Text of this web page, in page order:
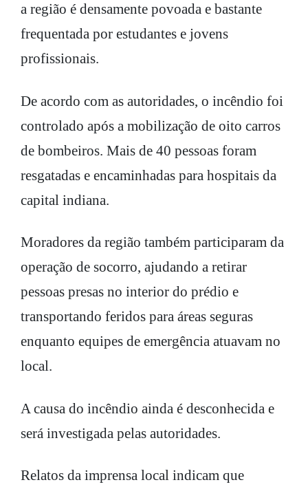
a região é densamente povoada e bastante
frequentada por estudantes e jovens
profissionais.
De acordo com as autoridades, o incêndio foi
controlado após a mobilização de oito carros
de bombeiros. Mais de 40 pessoas foram
resgatadas e encaminhadas para hospitais da
capital indiana.
Moradores da região também participaram da
operação de socorro, ajudando a retirar
pessoas presas no interior do prédio e
transportando feridos para áreas seguras
enquanto equipes de emergência atuavam no
local.
A causa do incêndio ainda é desconhecida e
será investigada pelas autoridades.
Relatos da imprensa local indicam que